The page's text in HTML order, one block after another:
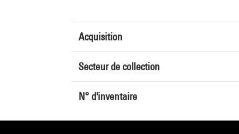
Acquisition
Secteur de collection
N° d'inventaire